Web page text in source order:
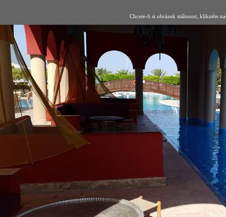
Chcete-li si obrázek stáhnout, klikněte